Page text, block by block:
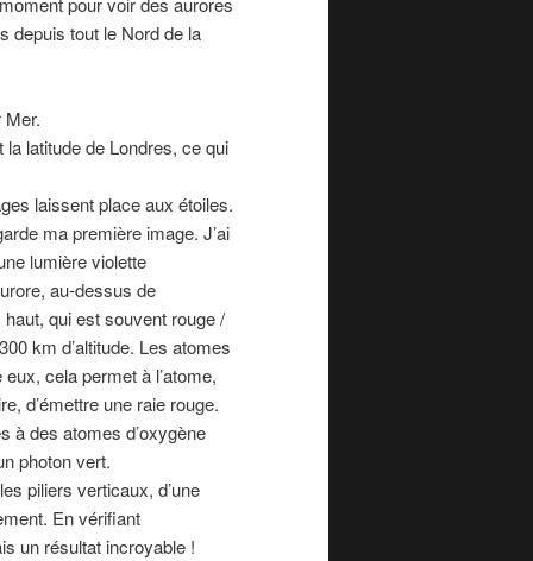
depuis tout le Nord de la
latitude de Londres, ce qui
laissent place aux étoiles.
ma première image. J’ai
lumière violette
au-dessus de
haut, qui est souvent rouge /
km d’altitude. Les atomes
cela permet à l’atome,
d’émettre une raie rouge.
à des atomes d’oxygène
photon vert.
piliers verticaux, d’une
En vérifiant
un résultat incroyable !